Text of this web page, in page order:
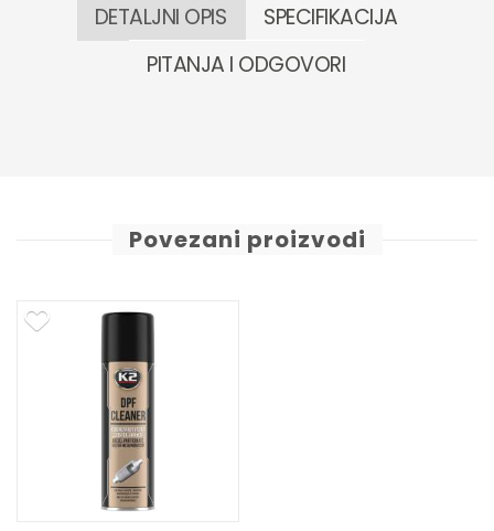
DETALJNI OPIS
SPECIFIKACIJA
PITANJA I ODGOVORI
Povezani proizvodi